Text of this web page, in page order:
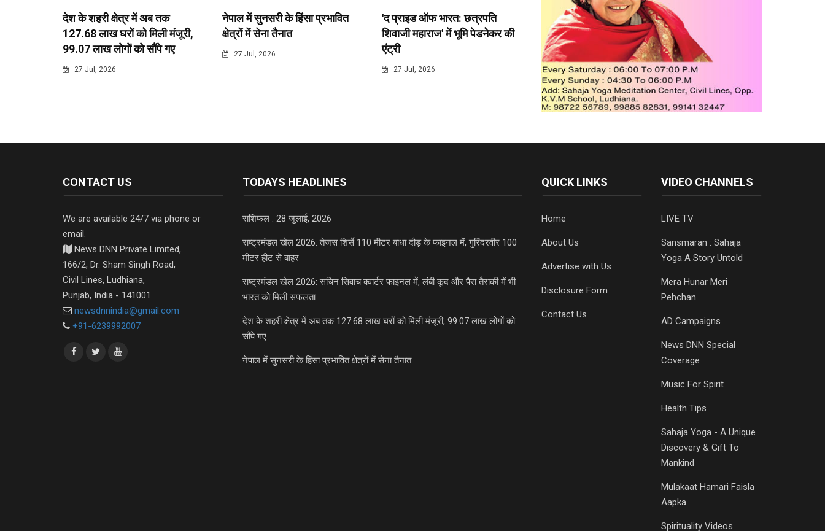
देश के शहरी क्षेत्र में अब तक
127.68 लाख घरों को मिली मंजूरी,
99.07 लाख लोगों को सौंपे गए
27 Jul, 2026
नेपाल में सुनसरी के हिंसा प्रभावित
क्षेत्रों में सेना तैनात
27 Jul, 2026
'द प्राइड ऑफ भारत: छत्रपति
शिवाजी महाराज' में भूमि पेडनेकर की
एंट्री
27 Jul, 2026
CONTACT US
We are available 24/7 via phone or
email.
News DNN Private Limited,
166/2, Dr. Sham Singh Road,
Civil Lines, Ludhiana,
Punjab, India - 141001
newsdnnindia@gmail.com
+91-6239992007
TODAYS HEADLINES
राशिफल : 28 जुलाई, 2026
राष्ट्रमंडल खेल 2026: तेजस शिर्से 110 मीटर बाधा दौड़ के फाइनल में, गुरिंदरवीर 100
मीटर हीट से बाहर
राष्ट्रमंडल खेल 2026: सचिन सिवाच क्वार्टर फाइनल में, लंबी कूद और पैरा तैराकी में भी
भारत को मिली सफलता
देश के शहरी क्षेत्र में अब तक 127.68 लाख घरों को मिली मंजूरी, 99.07 लाख लोगों को
सौंपे गए
नेपाल में सुनसरी के हिंसा प्रभावित क्षेत्रों में सेना तैनात
QUICK LINKS
Home
About Us
Advertise with Us
Disclosure Form
Contact Us
VIDEO CHANNELS
LIVE TV
Sansmaran : Sahaja
Yoga A Story Untold
Mera Hunar Meri
Pehchan
AD Campaigns
News DNN Special
Coverage
Music For Spirit
Health Tips
Sahaja Yoga - A Unique
Discovery & Gift To
Mankind
Mulakaat Hamari Faisla
Aapka
Spirituality Videos